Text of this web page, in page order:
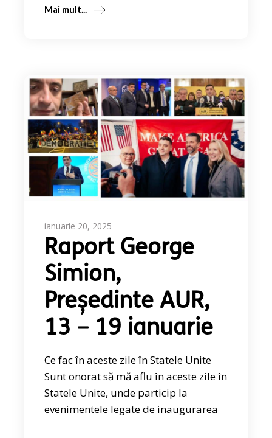
Mai mult...
ianuarie 20, 2025
Raport George
Simion,
Președinte AUR,
13 – 19 ianuarie
Ce fac în aceste zile în Statele Unite
Sunt onorat să mă aflu în aceste zile în
Statele Unite, unde particip la
evenimentele legate de inaugurarea